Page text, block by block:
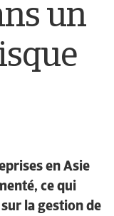
un
en Asie
ce qui
la gestion de